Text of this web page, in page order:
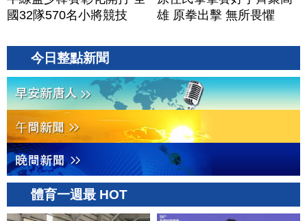
國32隊570名小將競技
雄 原拳出擊 無所畏懼
今日整點新聞
體育一週最 HOT